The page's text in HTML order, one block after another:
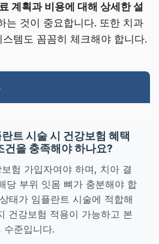
계획과 비용에 대해 상세한 설
는 것이 중요합니다. 또한 치과
템도 꼼꼼히 체크해야 합니다.
트 시술 시 건강보험 혜택
건을 충족해야 하나요?
험 가입자여야 하며, 치아 결
당 부위 잇몸 뼈가 충분해야 합
태가 임플란트 시술에 적합해
건강보험 적용이 가능하고 본
준입니다.